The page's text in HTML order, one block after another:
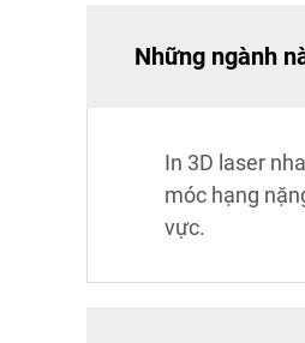
Những ngành
In 3D laser
móc hạng
vực.